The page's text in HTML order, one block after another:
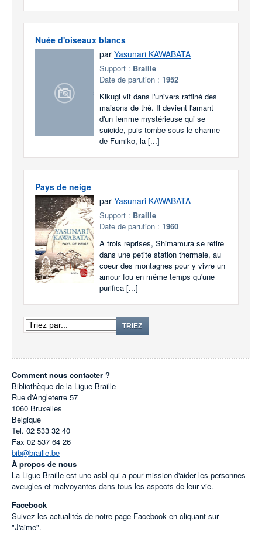
Nuée d'oiseaux blancs
par Yasunari KAWABATA
Support : Braille
Date de parution : 1952
Kikugi vit dans l'univers raffiné des
maisons de thé. Il devient l'amant
d'un femme mystérieuse qui se
suicide, puis tombe sous le charme
de Fumiko, la [...]
Pays de neige
par Yasunari KAWABATA
Support : Braille
Date de parution : 1960
A trois reprises, Shimamura se retire
dans une petite station thermale, au
coeur des montagnes pour y vivre un
amour fou en même temps qu'une
purifica [...]
TRIEZ
Comment nous contacter ?
Bibliothèque de la Ligue Braille
Rue d'Angleterre 57
1060 Bruxelles
Belgique
Tel. 02 533 32 40
Fax 02 537 64 26
bib@braille.be
À propos de nous
La Ligue Braille est une asbl qui a pour mission d'aider les personnes
aveugles et malvoyantes dans tous les aspects de leur vie.
Facebook
Suivez les actualités de notre page Facebook en cliquant sur
"J'aime".